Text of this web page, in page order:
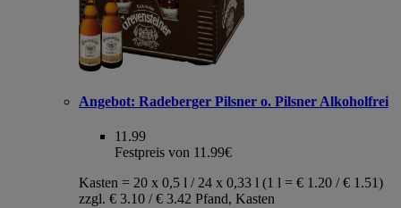
Angebot: Radeberger Pilsner o. Pilsner Alkoholfrei
11.99
Festpreis von 11.99€
Kasten = 20 x 0,5 l / 24 x 0,33 l (1 l = € 1.20 / € 1.51)
zzgl. € 3.10 / € 3.42 Pfand, Kasten